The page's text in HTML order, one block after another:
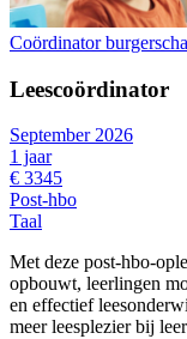
Coördinator
Leescoördinator
September 2026
1 jaar
€ 3345
Post-hbo
Taal
Met deze post-hbo-
opbouwt, leerlingen
en effectief
meer leesplezier bij